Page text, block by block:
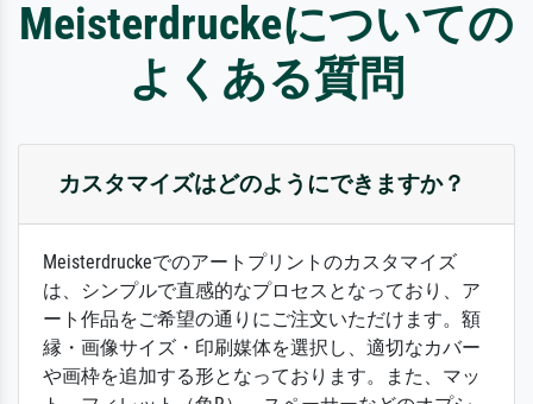
Meisterdruckeについての
よくある質問
カスタマイズはどのようにできますか？
Meisterdruckeでのアートプリントのカスタマイズ
は、シンプルで直感的なプロセスとなっており、ア
ート作品をご希望の通りにご注文いただけます。額
縁・画像サイズ・印刷媒体を選択し、適切なカバー
や画枠を追加する形となっております。また、マッ